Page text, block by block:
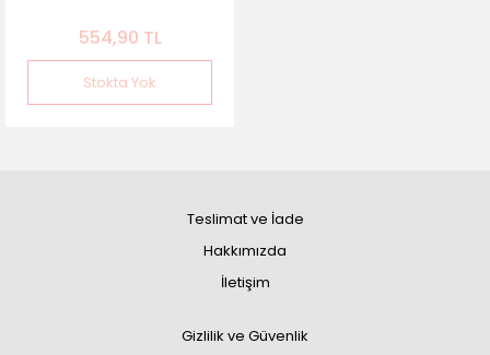
554,90 TL
Stokta Yok
Teslimat ve İade
Hakkımızda
İletişim
Gizlilik ve Güvenlik